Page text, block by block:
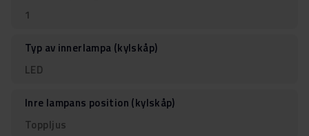
1
Typ av innerlampa (kylskåp)
LED
Inre lampans position (kylskåp)
Toppljus